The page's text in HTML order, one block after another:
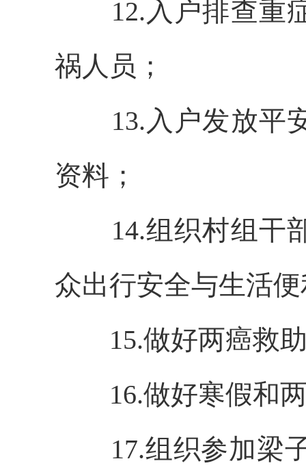
12.入户排查重
祸人员；
13.入户发放平
资料；
14.组织村组干
众出行安全与生活
15.做好两癌救
16.做好寒假和
17.组织参加梁